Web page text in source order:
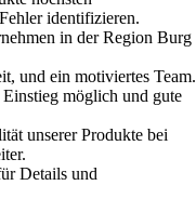
identifizieren.
in der Region Burg
und ein motiviertes Team.
möglich und gute
unserer Produkte bei
Details und